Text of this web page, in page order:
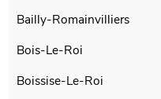
Bailly-Romainvilliers
Bois-Le-Roi
Boissise-Le-Roi